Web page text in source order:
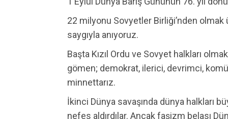
22 milyonu Sovyetler Birliği’nden olmak
saygıyla anıyoruz.
Başta Kızıl Ordu ve Sovyet halkları
gömen; demokrat, ilerici, devrimci,
minnettarız.
İkinci Dünya savaşında dünya halkları
nefes aldırdılar. Ancak faşizm belası